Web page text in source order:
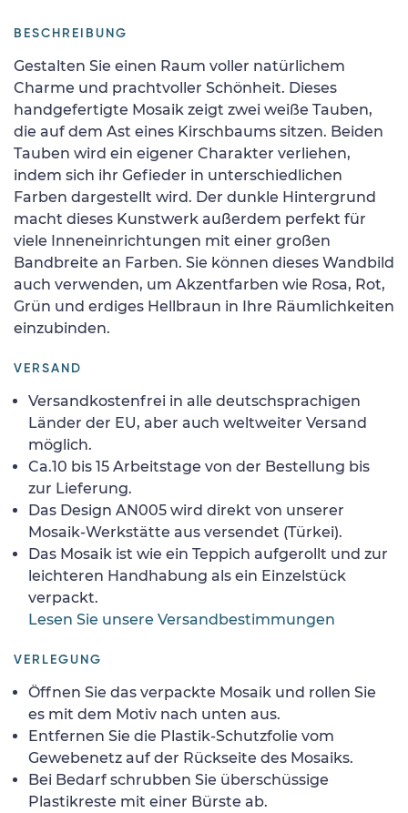
BESCHREIBUNG
Gestalten Sie einen Raum voller natürlichem
Charme und prachtvoller Schönheit. Dieses
handgefertigte Mosaik zeigt zwei weiße Tauben,
die auf dem Ast eines Kirschbaums sitzen. Beiden
Tauben wird ein eigener Charakter verliehen,
indem sich ihr Gefieder in unterschiedlichen
Farben dargestellt wird. Der dunkle Hintergrund
macht dieses Kunstwerk außerdem perfekt für
viele Inneneinrichtungen mit einer großen
Bandbreite an Farben. Sie können dieses Wandbild
auch verwenden, um Akzentfarben wie Rosa, Rot,
Grün und erdiges Hellbraun in Ihre Räumlichkeiten
einzubinden.
VERSAND
Versandkostenfrei in alle deutschsprachigen
Länder der EU, aber auch weltweiter Versand
möglich.
Ca.10 bis 15 Arbeitstage von der Bestellung bis
zur Lieferung.
Das Design AN005 wird direkt von unserer
Mosaik-Werkstätte aus versendet (Türkei).
Das Mosaik ist wie ein Teppich aufgerollt und zur
leichteren Handhabung als ein Einzelstück
verpackt.
Lesen Sie unsere Versandbestimmungen
VERLEGUNG
Öffnen Sie das verpackte Mosaik und rollen Sie
es mit dem Motiv nach unten aus.
Entfernen Sie die Plastik-Schutzfolie vom
Gewebenetz auf der Rückseite des Mosaiks.
Bei Bedarf schrubben Sie überschüssige
Plastikreste mit einer Bürste ab.